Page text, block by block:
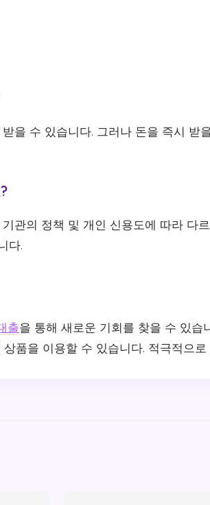
을 수 있습니다. 그러나 돈을 즉시 받
관의 정책 및 개인 신용도에 따라 다
다.
출을 통해 새로운 기회를 찾을 수 있습
품을 이용할 수 있습니다. 적극적으